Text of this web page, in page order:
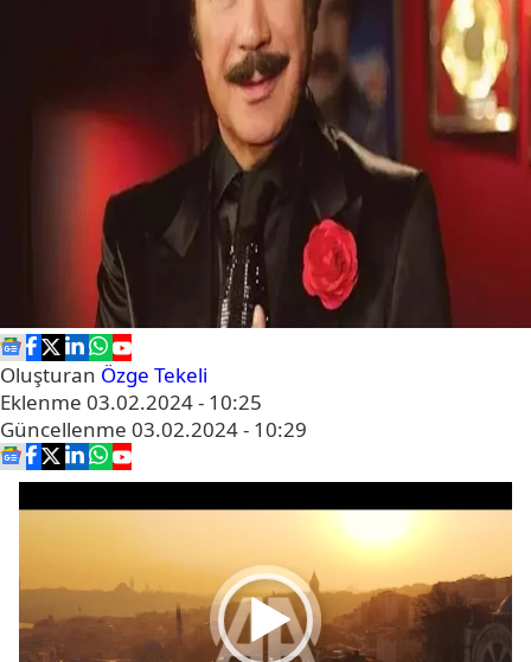
Oluşturan Özge Tekeli
Eklenme 03.02.2024 - 10:25
Güncellenme 03.02.2024 - 10:29